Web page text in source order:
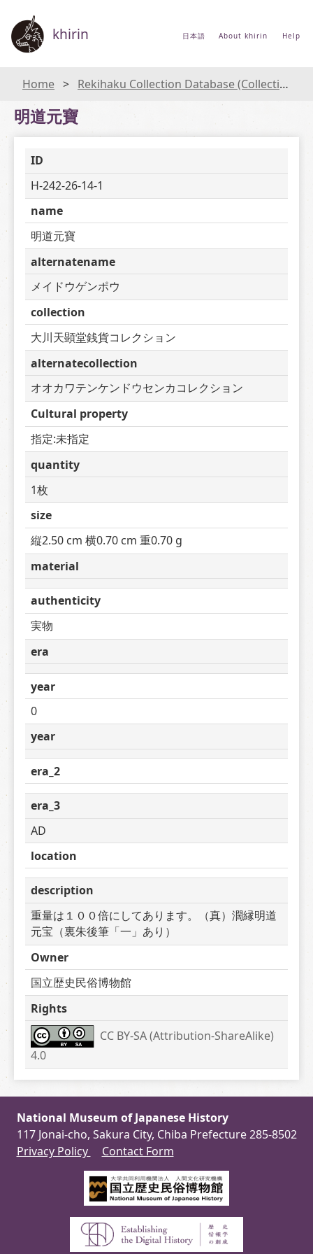
khirin 日本語 About khirin Help
Home Rekihaku Collection Database (Collections Database of the National Museum of Japanese History)
明道元寶
ID
H-242-26-14-1
name
明道元寶
alternatename
メイドウゲンポウ
collection
大川天顕堂銭貨コレクション
alternatecollection
オオカワテンケンドウセンカコレクション
Cultural property
指定:未指定
quantity
1枚
size
縦2.50 cm 横0.70 cm 重0.70 g
material
authenticity
実物
era
year
0
year
era_2
era_3
AD
location
description
重量は１００倍にしてあります。（真）濶縁明道
元宝（裏朱後筆「一」あり）
Owner
国立歴史民俗博物館
Rights
CC BY-SA (Attribution-ShareAlike)
4.0
National Museum of Japanese History
117 Jonai-cho, Sakura City, Chiba Prefecture 285-8502
Privacy Policy
Contact Form